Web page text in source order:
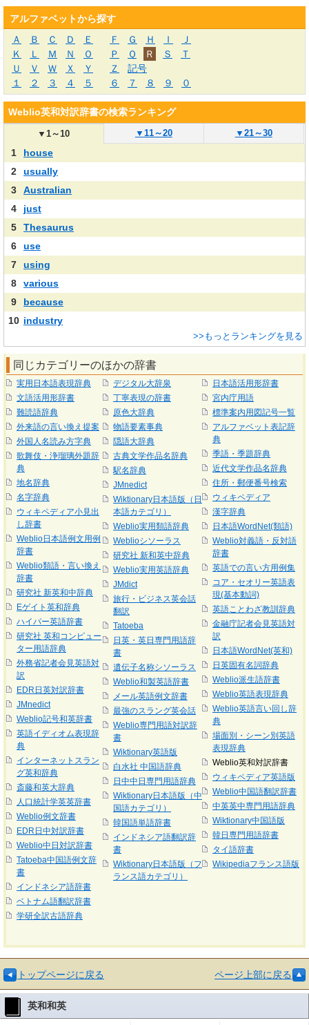
アルファベットから探す
Ａ
Ｂ Ｃ Ｄ Ｅ Ｆ Ｇ Ｈ Ｉ
Ｊ
Ｋ
Ｌ Ｍ Ｎ Ｏ Ｐ Ｑ Ｒ Ｓ
Ｔ
Ｕ
Ｖ Ｗ Ｘ Ｙ Ｚ
記号
１
２ ３ ４ ５ ６ ７ ８ ９ ０
Weblio英和対訳辞書の検索ランキング
▼1～10 ▼ 11～20 ▼ 21～30
1
house
2
usually
3
Australian
4
just
5
Thesaurus
6
use
7
using
8
various
9
because
10 industry
>>もっとランキングを見る
同じカテゴリーのほかの辞書
実用日本語表現辞典
文語活用形辞書
難読語辞典
外来語の言い換え提案
外国人名読み方字典
歌舞伎・浄瑠璃外題辞
典
地名辞典
名字辞典
ウィキペディア小見出
し辞書
Weblio日本語例文用例
辞書
Weblio類語・言い換え
辞書
研究社 新英和中辞典
Eゲイト英和辞典
ハイパー英語辞書
研究社 英和コンピュー
ター用語辞典
外務省記者会見英語対
訳
EDR日英対訳辞書
JMnedict
Weblio記号和英辞書
英語イディオム表現辞
典
インターネットスラン
グ英和辞典
斎藤和英大辞典
人口統計学英英辞書
Weblio例文辞書
EDR日中対訳辞書
Weblio中日対訳辞書
Tatoeba中国語例文辞
書
インドネシア語辞書
ベトナム語翻訳辞書
学研全訳古語辞典
デジタル大辞泉
丁寧表現の辞書
原色大辞典
物語要素事典
隠語大辞典
古典文学作品名辞典
駅名辞典
JMnedict
Wiktionary日本語版（日
本語カテゴリ）
Weblio実用類語辞典
Weblioシソーラス
研究社 新和英中辞典
Weblio実用英語辞典
JMdict
旅行・ビジネス英会話
翻訳
Tatoeba
日英・英日専門用語辞
書
遺伝子名称シソーラス
Weblio和製英語辞書
メール英語例文辞書
最強のスラング英会話
Weblio専門用語対訳辞
書
Wiktionary英語版
白水社 中国語辞典
日中中日専門用語辞典
Wiktionary日本語版（中
国語カテゴリ）
韓国語単語辞書
インドネシア語翻訳辞
書
Wiktionary日本語版（フ
ランス語カテゴリ）
日本語活用形辞書
宮内庁用語
標準案内用図記号一覧
アルファベット表記辞
典
季語・季題辞典
近代文学作品名辞典
住所・郵便番号検索
ウィキペディア
漢字辞典
日本語WordNet(類語)
Weblio対義語・反対語
辞書
英語での言い方用例集
コア・セオリー英語表
現(基本動詞)
英語ことわざ教訓辞典
金融庁記者会見英語対
訳
日本語WordNet(英和)
日英固有名詞辞典
Weblio派生語辞書
Weblio英語表現辞典
Weblio英語言い回し辞
典
場面別・シーン別英語
表現辞典
Weblio英和対訳辞書
ウィキペディア英語版
Weblio中国語翻訳辞書
中英英中専門用語辞典
Wiktionary中国語版
韓日専門用語辞書
タイ語辞書
Wikipediaフランス語版
トップページに戻る ページ上部に戻る
英和和英